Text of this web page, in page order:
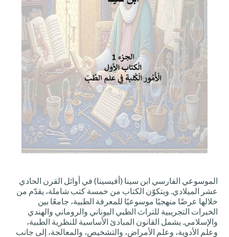
الموسوعي الفارسي ابن سينا (أفيسينا) في أوائل القرن الحادي
عشر الميلادي. ويتكوّن الكتاب من خمسة كتب شاملة، يقدّم من
خلالها عرضًا منهجيًا موسوعيًا للمعرفة الطبية، جامعًا بين
الخبرات التجريبية للتراث الطبي اليوناني والروماني والهندي
والإسلامي. يشمل القانون المبادئ الأساسية للنظرية الطبية،
وعلم الأدوية، وعلم الأمراض، والتشخيص، والمعالجة، إلى جانب